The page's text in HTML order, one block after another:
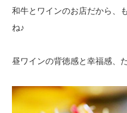
和牛とワインのお店だから、
ね♪
昼ワインの背徳感と幸福感、